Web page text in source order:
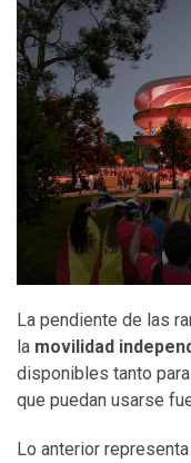
La pendiente de las
la movilidad
disponibles tanto
que puedan usarse
Lo anterior